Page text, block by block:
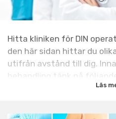
Hitta kliniken för DIN
den här sidan hittar du
utifrån avstånd till dig.
behandling tänk på följande:
vilken klinik du väljer.
Läs